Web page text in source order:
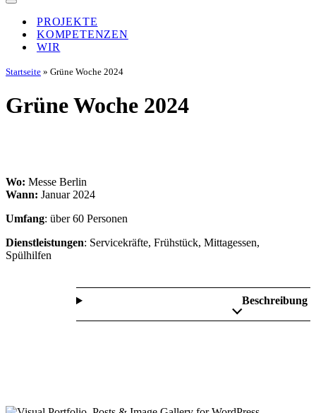
Navigationsmenü
PROJEKTE
KOMPETENZEN
WIR
Startseite » Grüne Woche 2024
Grüne Woche 2024
Wo: Messe Berlin
Wann: Januar 2024
Umfang: über 60 Personen
Dienstleistungen: Servicekräfte, Frühstück, Mittagessen,
Spülhilfen
Beschreibung